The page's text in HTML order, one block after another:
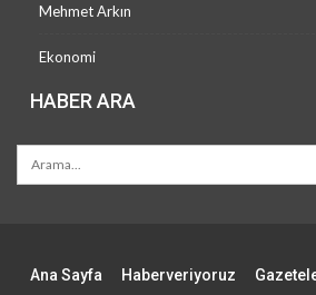
Mehmet Arkın
Ekonomi
HABER ARA
Ana Sayfa Haberveriyoruz